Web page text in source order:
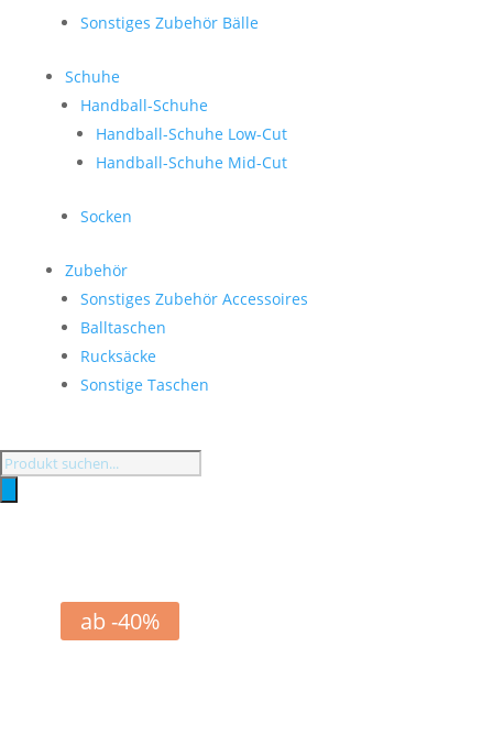
Sonstiges Zubehör Bälle
Schuhe
Handball-Schuhe
Handball-Schuhe Low-Cut
Handball-Schuhe Mid-Cut
Socken
Zubehör
Sonstiges Zubehör Accessoires
Balltaschen
Rucksäcke
Sonstige Taschen
Products
ab -40%